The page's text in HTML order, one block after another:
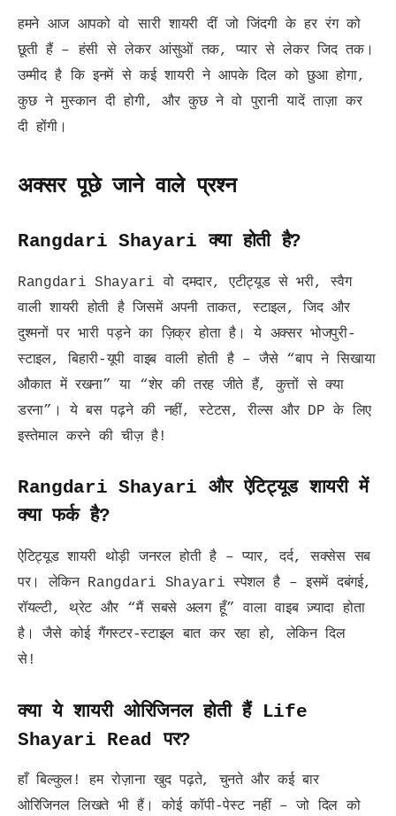
हमने आज आपको वो सारी शायरी दीं जो जिंदगी के हर रंग को
छूती हैं – हंसी से लेकर आंसुओं तक, प्यार से लेकर जिद तक।
उम्मीद है कि इनमें से कई शायरी ने आपके दिल को छुआ होगा,
कुछ ने मुस्कान दी होगी, और कुछ ने वो पुरानी यादें ताज़ा कर
दी होंगी।
अक्सर पूछे जाने वाले प्रश्न
Rangdari Shayari क्या होती है?
Rangdari Shayari वो दमदार, एटीट्यूड से भरी, स्वैग
वाली शायरी होती है जिसमें अपनी ताकत, स्टाइल, जिद और
दुश्मनों पर भारी पड़ने का ज़िक्र होता है। ये अक्सर भोजपुरी-
स्टाइल, बिहारी-यूपी वाइब वाली होती है – जैसे “बाप ने सिखाया
औकात में रखना” या “शेर की तरह जीते हैं, कुत्तों से क्या
डरना”। ये बस पढ़ने की नहीं, स्टेटस, रील्स और DP के लिए
इस्तेमाल करने की चीज़ है!
Rangdari Shayari और ऐटिट्यूड शायरी में
क्या फर्क है?
ऐटिट्यूड शायरी थोड़ी जनरल होती है – प्यार, दर्द, सक्सेस सब
पर। लेकिन Rangdari Shayari स्पेशल है – इसमें दबंगई,
रॉयल्टी, थ्रेट और “मैं सबसे अलग हूँ” वाला वाइब ज़्यादा होता
है। जैसे कोई गैंगस्टर-स्टाइल बात कर रहा हो, लेकिन दिल
से!
क्या ये शायरी ओरिजिनल होती हैं Life
Shayari Read पर?
हाँ बिल्कुल! हम रोज़ाना खुद पढ़ते, चुनते और कई बार
ओरिजिनल लिखते भी हैं। कोई कॉपी-पेस्ट नहीं – जो दिल को